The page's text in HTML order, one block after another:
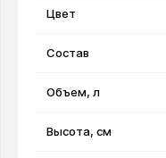
Цвет
Состав
Объем, л
Высота, см